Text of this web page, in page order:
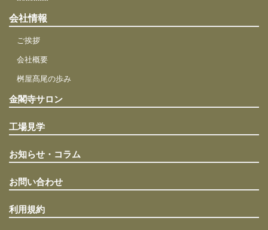
会社情報
ご挨拶
会社概要
桝屋髙尾の歩み
金閣寺サロン
工場見学
お知らせ・コラム
お問い合わせ
利用規約